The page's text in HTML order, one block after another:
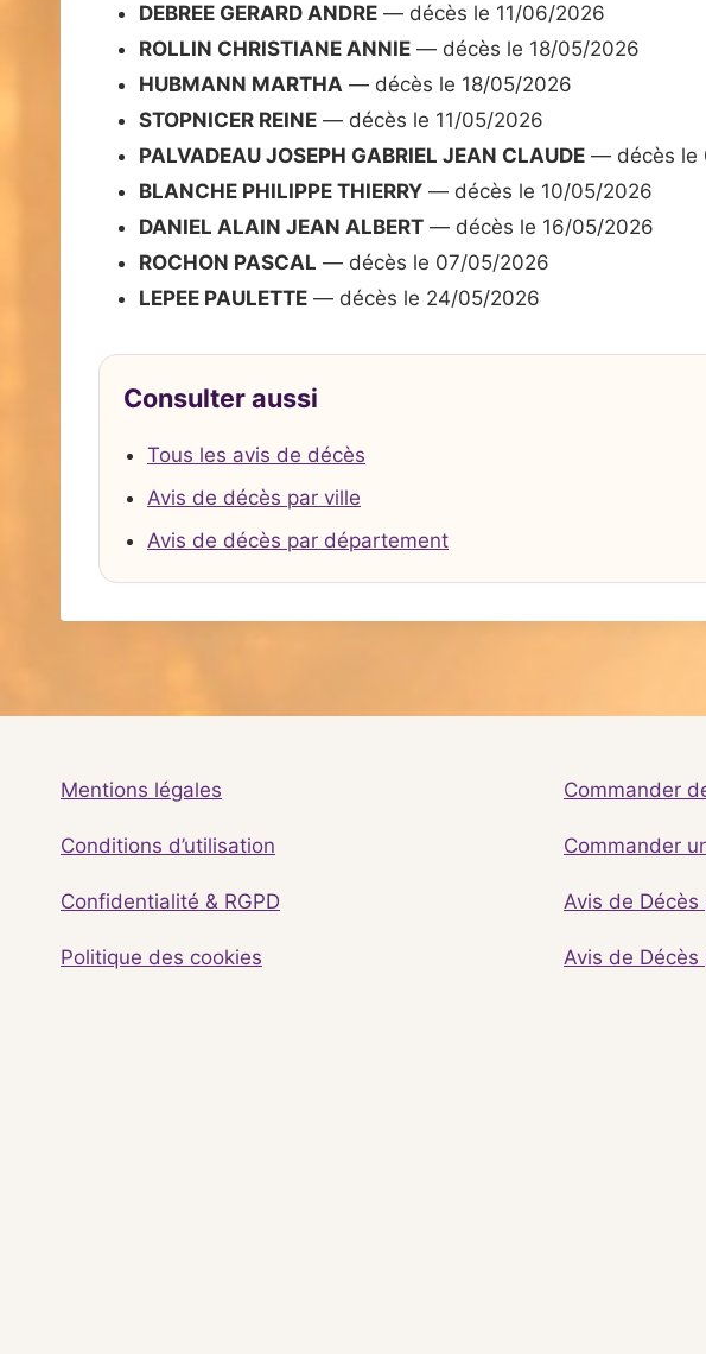
DEBREE GERARD ANDRE — décès le 11/06/2026
ROLLIN CHRISTIANE ANNIE — décès le 18/05/2026
HUBMANN MARTHA — décès le 18/05/2026
STOPNICER REINE — décès le 11/05/2026
PALVADEAU JOSEPH GABRIEL JEAN CLAUDE — décès le
BLANCHE PHILIPPE THIERRY — décès le 10/05/2026
DANIEL ALAIN JEAN ALBERT — décès le 16/05/2026
ROCHON PASCAL — décès le 07/05/2026
LEPEE PAULETTE — décès le 24/05/2026
Consulter aussi
Tous les avis de décès
Avis de décès par ville
Avis de décès par département
Mentions légales
Conditions d’utilisation
Confidentialité & RGPD
Politique des cookies
Commander
Commander
Avis de
Avis de Décès